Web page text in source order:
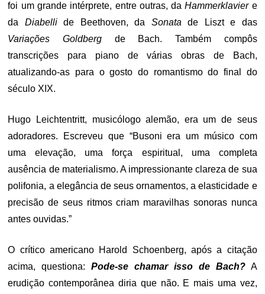
foi um grande intérprete, entre outras, daHammerklaviere
da Diabellide Beethoven, da Sonata de Liszt e das
Variações Goldberg de Bach. Também compôs
transcrições para piano de várias obras de Bach,
atualizando-as para o gosto do romantismo do final do
século XIX.
Hugo Leichtentritt, musicólogo alemão, era um de seus
adoradores. Escreveu que “Busoni era um músico com
uma elevação, uma força espiritual, uma completa
ausência de materialismo. A impressionante clareza de sua
polifonia, a elegância de seus ornamentos, a elasticidade e
precisão de seus ritmos criam maravilhas sonoras nunca
antes ouvidas.”
O crítico americano Harold Schoenberg, após a citação
acima, questiona:Pode-se chamar isso de Bach?A
erudição contemporânea diria que não. E mais uma vez,